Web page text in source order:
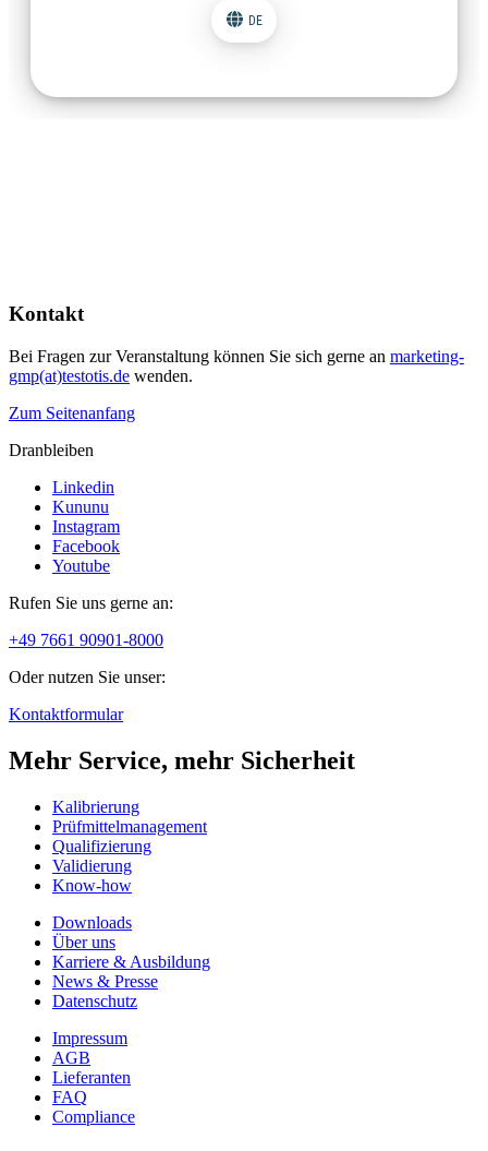
Kontakt
Bei Fragen zur Veranstaltung können Sie sich gerne an marketing-
gmp(at)testotis.de wenden.
Zum Seitenanfang
Dranbleiben
Linkedin
Kununu
Instagram
Facebook
Youtube
Rufen Sie uns gerne an:
+49 7661 90901-8000
Oder nutzen Sie unser:
Kontaktformular
Mehr Service, mehr Sicherheit
Kalibrierung
Prüfmittelmanagement
Qualifizierung
Validierung
Know-how
Downloads
Über uns
Karriere & Ausbildung
News & Presse
Datenschutz
Impressum
AGB
Lieferanten
FAQ
Compliance